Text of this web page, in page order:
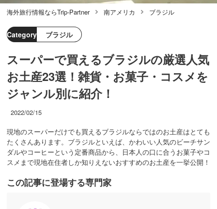
海外旅行情報ならTrip-Partner 南アメリカ ブラジル
Category ブラジル
スーパーで買えるブラジルの厳選人気
お土産23選！雑貨・お菓子・コスメを
ジャンル別に紹介！
2022/02/15
現地のスーパーだけでも買えるブラジルならではのお土産はとても
たくさんあります。ブラジルといえば、かわいい人気のビーチサン
ダルやコーヒーという定番商品から、日本人の口に合うお菓子やコ
スメまで現地在住者しか知りえないおすすめのお土産を一挙公開！
この記事に登場する専門家